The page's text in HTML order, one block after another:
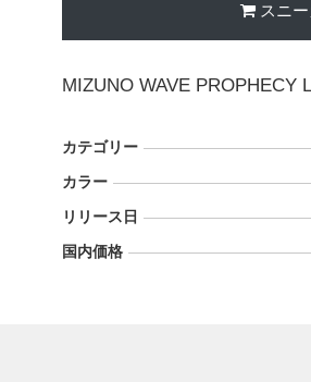
スニ
MIZUNO WAVE PROPHECY
カテゴリー
カラー
リリース日
国内価格